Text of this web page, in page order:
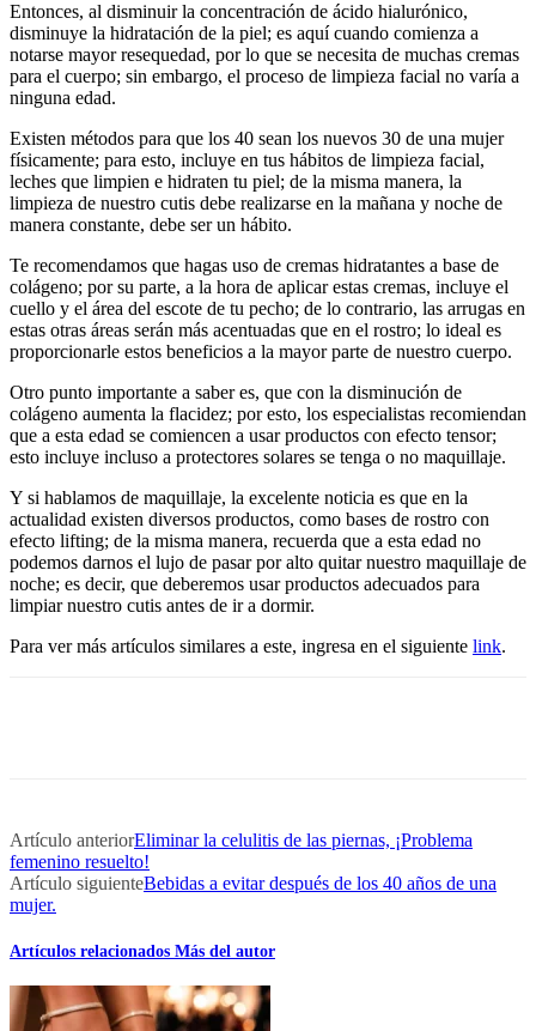
Entonces, al disminuir la concentración de ácido hialurónico,
disminuye la hidratación de la piel; es aquí cuando comienza a
notarse mayor resequedad, por lo que se necesita de muchas cremas
para el cuerpo; sin embargo, el proceso de limpieza facial no varía a
ninguna edad.
Existen métodos para que los 40 sean los nuevos 30 de una mujer
físicamente; para esto, incluye en tus hábitos de limpieza facial,
leches que limpien e hidraten tu piel; de la misma manera, la
limpieza de nuestro cutis debe realizarse en la mañana y noche de
manera constante, debe ser un hábito.
Te recomendamos que hagas uso de cremas hidratantes a base de
colágeno; por su parte, a la hora de aplicar estas cremas, incluye el
cuello y el área del escote de tu pecho; de lo contrario, las arrugas en
estas otras áreas serán más acentuadas que en el rostro; lo ideal es
proporcionarle estos beneficios a la mayor parte de nuestro cuerpo.
Otro punto importante a saber es, que con la disminución de
colágeno aumenta la flacidez; por esto, los especialistas recomiendan
que a esta edad se comiencen a usar productos con efecto tensor;
esto incluye incluso a protectores solares se tenga o no maquillaje.
Y si hablamos de maquillaje, la excelente noticia es que en la
actualidad existen diversos productos, como bases de rostro con
efecto lifting; de la misma manera, recuerda que a esta edad no
podemos darnos el lujo de pasar por alto quitar nuestro maquillaje de
noche; es decir, que deberemos usar productos adecuados para
limpiar nuestro cutis antes de ir a dormir.
Para ver más artículos similares a este, ingresa en el siguiente link.
Artículo anteriorEliminar la celulitis de las piernas, ¡Problema
femenino resuelto!
Artículo siguienteBebidas a evitar después de los 40 años de una
mujer.
Artículos relacionados Más del autor